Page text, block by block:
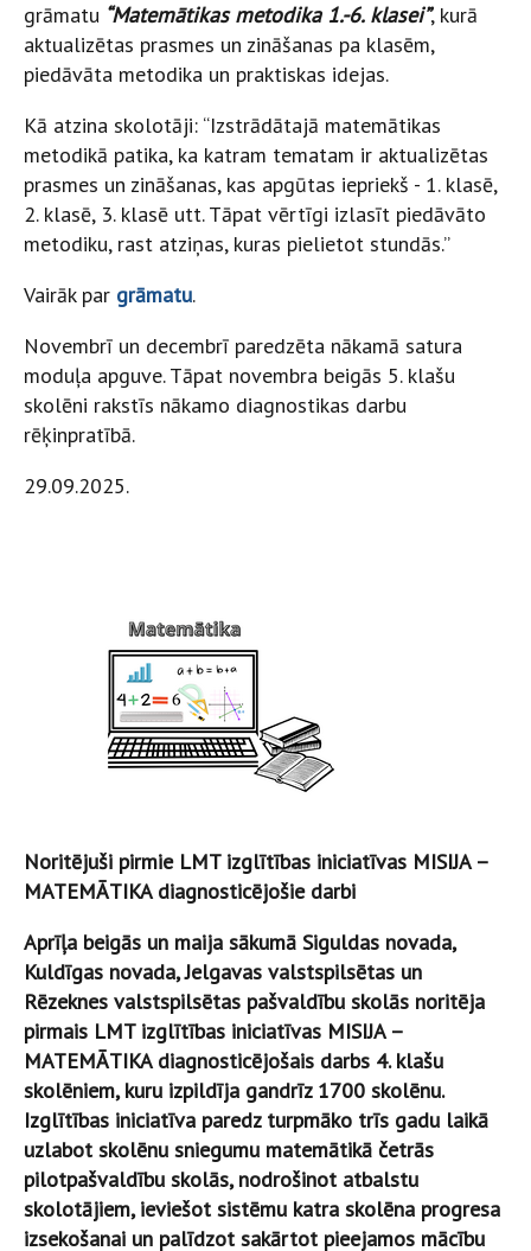
grāmatu “Matemātikas metodika 1.-6. klasei”, kurā
aktualizētas prasmes un zināšanas pa klasēm,
piedāvāta metodika un praktiskas idejas.
Kā atzina skolotāji: “Izstrādātajā matemātikas
metodikā patika, ka katram tematam ir aktualizētas
prasmes un zināšanas, kas apgūtas iepriekš - 1. klasē,
2. klasē, 3. klasē utt. Tāpat vērtīgi izlasīt piedāvāto
metodiku, rast atziņas, kuras pielietot stundās.”
Vairāk par grāmatu.
Novembrī un decembrī paredzēta nākamā satura
moduļa apguve. Tāpat novembra beigās 5. klašu
skolēni rakstīs nākamo diagnostikas darbu
rēķinpratībā.
29.09.2025.
Noritējuši pirmie LMT izglītības iniciatīvas MISIJA –
MATEMĀTIKA diagnosticējošie darbi
Aprīļa beigās un maija sākumā Siguldas novada,
Kuldīgas novada, Jelgavas valstspilsētas un
Rēzeknes valstspilsētas pašvaldību skolās noritēja
pirmais LMT izglītības iniciatīvas MISIJA –
MATEMĀTIKA diagnosticējošais darbs 4. klašu
skolēniem, kuru izpildīja gandrīz 1700 skolēnu.
Izglītības iniciatīva paredz turpmāko trīs gadu laikā
uzlabot skolēnu sniegumu matemātikā četrās
pilotpašvaldību skolās, nodrošinot atbalstu
skolotājiem, ieviešot sistēmu katra skolēna progresa
izsekošanai un palīdzot sakārtot pieejamos mācību